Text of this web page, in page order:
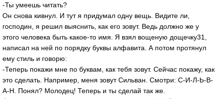
-Ты умеешь читать?
Он снова кивнул. И тут я придумал одну вещь. Видите ли,
господин, я решил выяснить, как его зовут. Ведь должно же у
этого человека быть какое-то имя. Я взял вощеную дощечку31,
написал на ней по порядку буквы алфавита. А потом протянул
ему стиль и говорю:
-Теперь покажи мне по буквам, как тебя зовут. Сейчас покажу, как
это сделать. Например, меня зовут Сильван. Смотри: С-И-Л-Ь-В-
А-Н. Понял? Молодец! Теперь и ты сделай так же.